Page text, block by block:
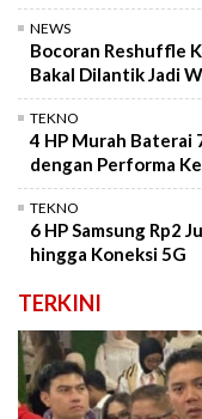
NEWS
Bocoran Reshuffle
Bakal Dilantik Jadi
TEKNO
4 HP Murah Baterai
dengan Performa
TEKNO
6 HP Samsung Rp2
hingga Koneksi 5G
TERKINI